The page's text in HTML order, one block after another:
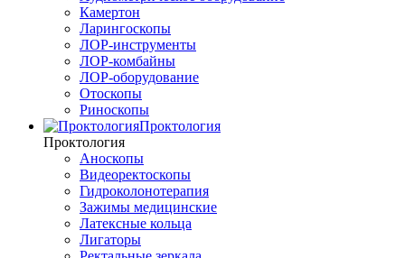
Камертон
Ларингоскопы
ЛОР-инструменты
ЛОР-комбайны
ЛОР-оборудование
Отоскопы
Риноскопы
Проктология
Проктология
Аноскопы
Видеоректоскопы
Гидроколонотерапия
Зажимы медицинские
Латексные кольца
Лигаторы